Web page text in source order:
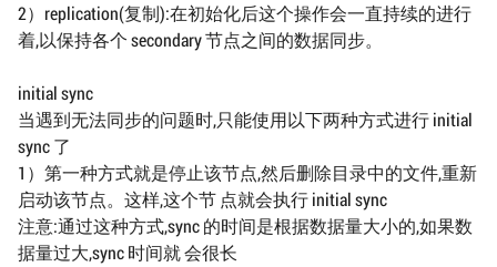
2）replication(复制):在初始化后这个操作会一直持续的进行
着,以保持各个 secondary 节点之间的数据同步。
initial sync
当遇到无法同步的问题时,只能使用以下两种方式进行 initial
sync 了
1）第一种方式就是停止该节点,然后删除目录中的文件,重新
启动该节点。这样,这个节 点就会执行 initial sync
注意:通过这种方式,sync 的时间是根据数据量大小的,如果数
据量过大,sync 时间就 会很长